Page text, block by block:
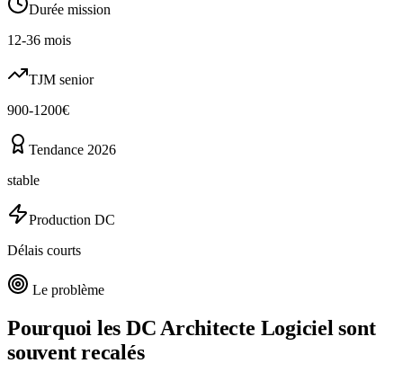
Durée mission
12-36 mois
TJM senior
900-1200€
Tendance 2026
stable
Production DC
Délais courts
Le problème
Pourquoi les DC Architecte Logiciel sont
souvent recalés